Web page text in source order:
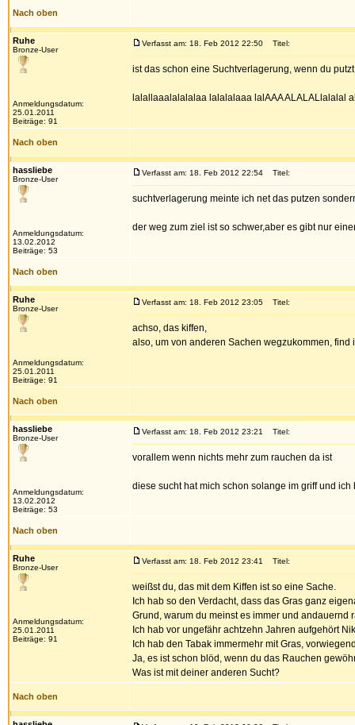
Nach oben
Ruhe
Bronze-User
Anmeldungsdatum:
25.01.2011
Beiträge: 91
Verfasst am: 18. Feb 2012 22:50 Titel:
ist das schon eine Suchtverlagerung, wenn du
lalallaaalalalalaa lalalalaaa lalAAA ALALALlalalal
Nach oben
hassliebe
Bronze-User
Anmeldungsdatum:
13.02.2012
Beiträge: 53
Verfasst am: 18. Feb 2012 22:54 Titel:
suchtverlagerung meinte ich net das putzen
der weg zum ziel ist so schwer,aber es gibt nur
Nach oben
Ruhe
Bronze-User
Anmeldungsdatum:
25.01.2011
Beiträge: 91
Verfasst am: 18. Feb 2012 23:05 Titel:
achso, das kiffen,
also, um von anderen Sachen wegzukommen,
Nach oben
hassliebe
Bronze-User
Anmeldungsdatum:
13.02.2012
Beiträge: 53
Verfasst am: 18. Feb 2012 23:21 Titel:
vorallem wenn nichts mehr zum rauchen da ist
diese sucht hat mich schon solange im griff und
Nach oben
Ruhe
Bronze-User
Anmeldungsdatum:
25.01.2011
Beiträge: 91
Verfasst am: 18. Feb 2012 23:41 Titel:
weißst du, das mit dem Kiffen ist so eine Sache.
Ich hab so den Verdacht, dass das Gras ganz
Grund, warum du meinst es immer und andauernd
Ich hab vor ungefähr achtzehn Jahren aufgehört
Ich hab den Tabak immermehr mit Gras,
Ja, es ist schon blöd, wenn du das Rauchen
Was ist mit deiner anderen Sucht?
Nach oben